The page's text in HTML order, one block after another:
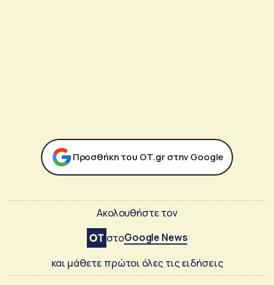
Προσθήκη του ΟΤ.gr στην Google
Ακολουθήστε τον
στοGoogle News
και μάθετε πρώτοι όλες τις ειδήσεις